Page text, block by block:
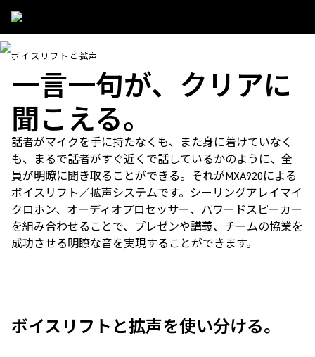
Applications / Voice Lift And Sound Reinforcement
ボイスリフトと拡声
一言一句が、クリアに
聞こえる。
話者がマイクを手に持たなくも、また身に着けていなく
も、まるで話者がすぐ近くで話しているかのように、全
員が明瞭に聞き取ることができる。それがMXA920による
ボイスリフト／拡声システムです。シーリングアレイマイ
クロホン、オーディオプロセッサー、パワードスピーカー
を組み合わせることで、プレゼンや講義、チームの協業を
成功させる明瞭な音を実現することができます。
ボイスリフトと拡声を使い分ける。